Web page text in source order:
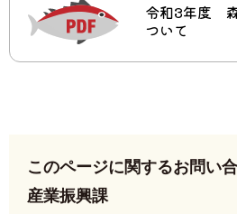
令和3年度
ついて
このページに関するお問い
産業振興課